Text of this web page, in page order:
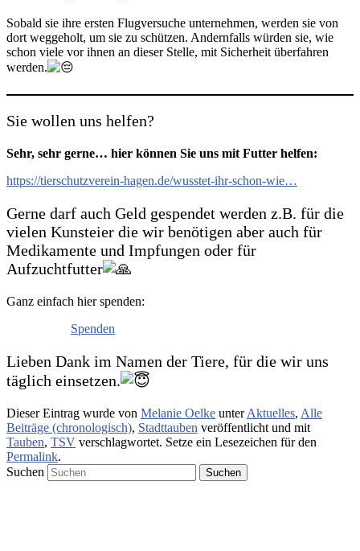
Sobald sie ihre ersten Flugversuche unternehmen, werden sie von
dort weggeholt, um sie zu schützen. Andernfalls würden sie, wie
schon viele vor ihnen an dieser Stelle, mit Sicherheit überfahren
werden.
Sie wollen uns helfen?
Sehr, sehr gerne… hier können Sie uns mit Futter helfen:
https://tierschutzverein-hagen.de/wusstet-ihr-schon-wie…
Gerne darf auch Geld gespendet werden z.B. für die
vielen Kunsteier die wir benötigen aber auch für
Medikamente und Impfungen oder für
Aufzuchtfutter
Ganz einfach hier spenden:
Spenden
Lieben Dank im Namen der Tiere, für die wir uns
täglich einsetzen.
Dieser Eintrag wurde von Melanie Oelke unterAktuelles, Alle
Beiträge (chronologisch), Stadttauben veröffentlicht und mit
Tauben, TSV verschlagwortet. Setze ein Lesezeichen für den
Permalink.
Suchen